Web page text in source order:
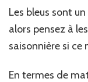
Les bleus sont
alors pensez à
saisonnière si ce
En termes de